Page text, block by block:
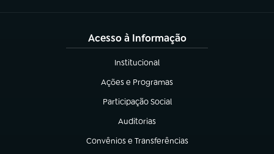
Acesso à Informação
Institucional
(abre em nova aba)
Ações e Programas
(abre em nova aba)
Participação Social
(abre em nova aba)
Auditorias
(abre em nova aba)
Convênios e Transferências
(abre em nova aba)